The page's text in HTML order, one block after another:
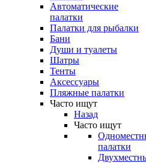
Автоматические
палатки
Палатки для рыбалки
Бани
Души и туалеты
Шатры
Тенты
Аксессуары
Пляжные палатки
Часто ищут
Назад
Часто ищут
палатки